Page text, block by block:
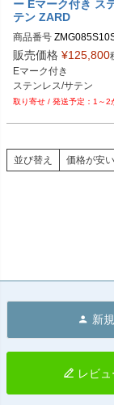
ー Eマーク付き ス
テン ZARD
商品番号
販売価格 ¥125,800
Eマーク付き
ステンレス/サテン
1～2
並び替え 価格が安
新
レビ